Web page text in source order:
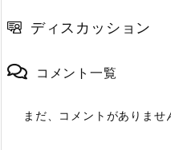
ディスカッション
コメント一覧
まだ、コメントがありませ